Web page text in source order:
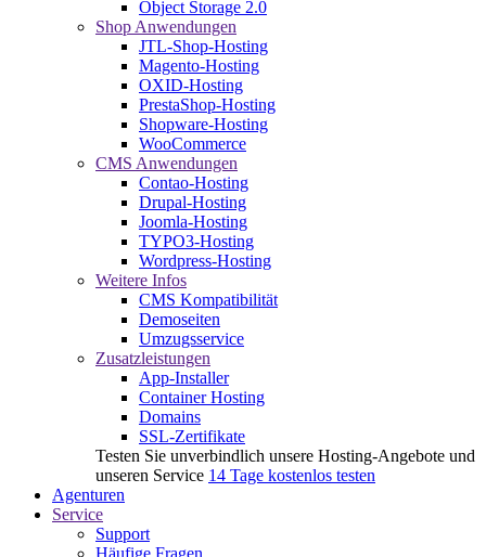
Object Storage 2.0
Shop Anwendungen
JTL-Shop-Hosting
Magento-Hosting
OXID-Hosting
PrestaShop-Hosting
Shopware-Hosting
WooCommerce
CMS Anwendungen
Contao-Hosting
Drupal-Hosting
Joomla-Hosting
TYPO3-Hosting
Wordpress-Hosting
Weitere Infos
CMS Kompatibilität
Demoseiten
Umzugsservice
Zusatzleistungen
App-Installer
Container Hosting
Domains
SSL-Zertifikate
Testen Sie unverbindlich unsere Hosting-Angebote und
unseren Service 14 Tage kostenlos testen
Agenturen
Service
Support
Häufige Fragen